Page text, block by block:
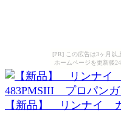
[PR] この広告は3ヶ月以
ホームページを更新後
【新品】 リンナイ